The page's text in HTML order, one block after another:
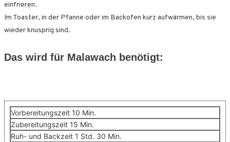
einfrieren.
Im Toaster, in der Pfanne oder im Backofen kurz aufwärmen, bis sie
wieder knusprig sind.
Das wird für Malawach benötigt:
Vorbereitungszeit 10 Minuten
Min.
Zubereitungszeit 15 Minuten
Min.
Ruh- und Backzeit 1 Stunde
Std. 30 Minuten
Min.